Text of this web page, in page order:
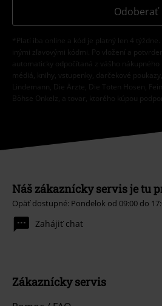
Odoberať
*Platí iba online a kód je platný len 4 týždne.
inými zľavovými kódmi. Po vložení a
automaticky odpočítaná z vášho nákupného
médiá, knihy, vstupenky, darčekové
Lindemann, Die Ärzte, Die Toten Hosen,
Böhse Onkelz, a tovar, ktorého kúpou
Náš zákaznícky servis je tu
Opäť dostupné: Pondelok od 09:00 do
Zahájiť chat
Zákaznícky servis